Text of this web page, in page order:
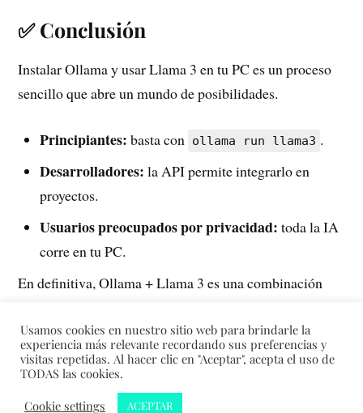
✅ Conclusión
Instalar Ollama y usar Llama 3 en tu PC es un proceso
sencillo que abre un mundo de posibilidades.
Principiantes: basta con ollama run llama3 .
Desarrolladores: la API permite integrarlo en
proyectos.
Usuarios preocupados por privacidad: toda la IA
corre en tu PC.
En definitiva, Ollama + Llama 3 es una combinación
CREADO CON WORDPRESS
Usamos cookies en nuestro sitio web para brindarle la
experiencia más relevante recordando sus preferencias y
visitas repetidas. Al hacer clic en "Aceptar", acepta el uso de
TODAS las cookies.
Cookie settings
ACEPTAR